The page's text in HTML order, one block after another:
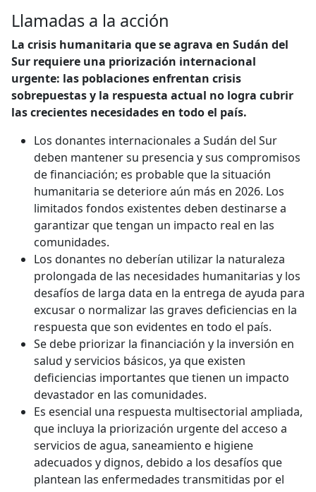
Llamadas a la acción
La crisis humanitaria que se agrava en Sudán del
Sur requiere una priorización internacional
urgente: las poblaciones enfrentan crisis
sobrepuestas y la respuesta actual no logra cubrir
las crecientes necesidades en todo el país.
Los donantes internacionales a Sudán del Sur
deben mantener su presencia y sus compromisos
de financiación; es probable que la situación
humanitaria se deteriore aún más en 2026. Los
limitados fondos existentes deben destinarse a
garantizar que tengan un impacto real en las
comunidades.
Los donantes no deberían utilizar la naturaleza
prolongada de las necesidades humanitarias y los
desafíos de larga data en la entrega de ayuda para
excusar o normalizar las graves deficiencias en la
respuesta que son evidentes en todo el país.
Se debe priorizar la financiación y la inversión en
salud y servicios básicos, ya que existen
deficiencias importantes que tienen un impacto
devastador en las comunidades.
Es esencial una respuesta multisectorial ampliada,
que incluya la priorización urgente del acceso a
servicios de agua, saneamiento e higiene
adecuados y dignos, debido a los desafíos que
plantean las enfermedades transmitidas por el